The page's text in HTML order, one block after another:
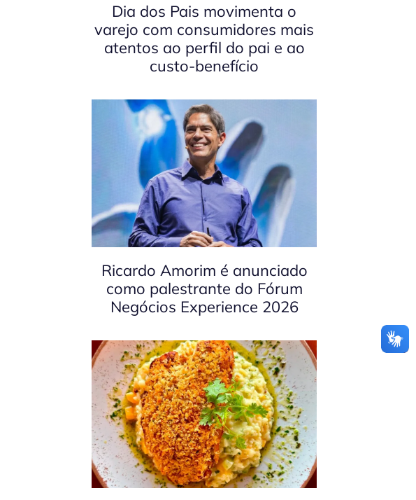
Dia dos Pais movimenta o
varejo com consumidores mais
atentos ao perfil do pai e ao
custo-benefício
Ricardo Amorim é anunciado
como palestrante do Fórum
Negócios Experience 2026